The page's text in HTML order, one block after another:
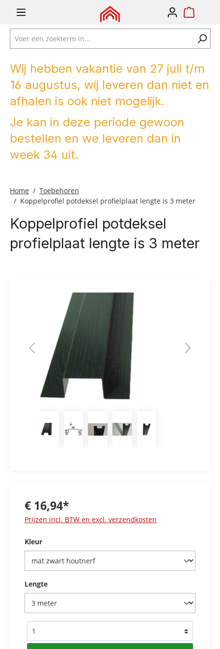
Ga naar de hoofdnavigatie
Wij hebben vakantie van 27 juli t/m
16 augustus, wij leveren dan niet en
afhalen is ook niet mogelijk.
Je kan in deze periode gewoon
bestellen en we leveren dan in
week 34 uit.
Home
Toebehoren
Koppelprofiel potdeksel profielplaat lengte is 3 meter
Koppelprofiel potdeksel
profielplaat lengte is 3 meter
€ 16,94*
Prijzen incl. BTW en excl. verzendkosten
Kleur
Lengte